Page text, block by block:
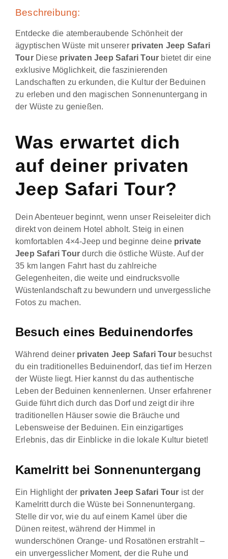
Beschreibung:
Entdecke die atemberaubende Schönheit der
ägyptischen Wüste mit unserer privaten Jeep Safari
TourDiese privaten Jeep Safari Tour bietet dir eine
exklusive Möglichkeit, die faszinierenden
Landschaften zu erkunden, die Kultur der Beduinen
zu erleben und den magischen Sonnenuntergang in
der Wüste zu genießen.
Was erwartet dich
auf deiner privaten
Jeep Safari Tour?
Dein Abenteuer beginnt, wenn unser Reiseleiter dich
direkt von deinem Hotel abholt. Steig in einen
komfortablen 4×4-Jeep und beginne deine private
Jeep Safari Tour durch die östliche Wüste. Auf der
35 km langen Fahrt hast du zahlreiche
Gelegenheiten, die weite und eindrucksvolle
Wüstenlandschaft zu bewundern und unvergessliche
Fotos zu machen.
Besuch eines Beduinendorfes
Während deiner privaten Jeep Safari Tour besuchst
du ein traditionelles Beduinendorf, das tief im Herzen
der Wüste liegt. Hier kannst du das authentische
Leben der Beduinen kennenlernen. Unser erfahrener
Guide führt dich durch das Dorf und zeigt dir ihre
traditionellen Häuser sowie die Bräuche und
Lebensweise der Beduinen. Ein einzigartiges
Erlebnis, das dir Einblicke in die lokale Kultur bietet!
Kamelritt bei Sonnenuntergang
Ein Highlight der privaten Jeep Safari Tour ist der
Kamelritt durch die Wüste bei Sonnenuntergang.
Stelle dir vor, wie du auf einem Kamel über die
Dünen reitest, während der Himmel in
wunderschönen Orange- und Rosatönen erstrahlt –
ein unvergesslicher Moment, der die Ruhe und